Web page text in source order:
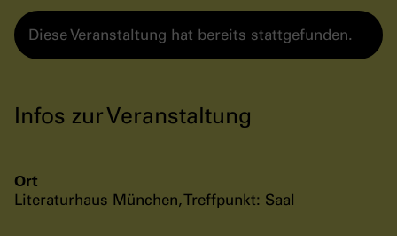
Diese Veranstaltung hat bereits stattgefunden.
Infos zur Veranstaltung
Ort
Literaturhaus München, Treffpunkt: Saal